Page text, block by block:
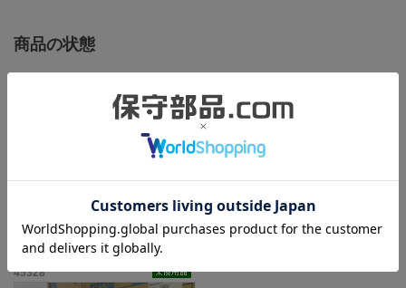
商品の状態
梱包箱にはキズや汚れがありますが、本体は未使用品のため綺麗
この商品と同一型番の商品
45328